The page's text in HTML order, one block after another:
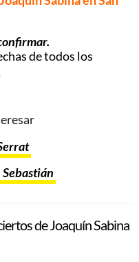
de todos los
Sebastián
de Joaquín Sabina